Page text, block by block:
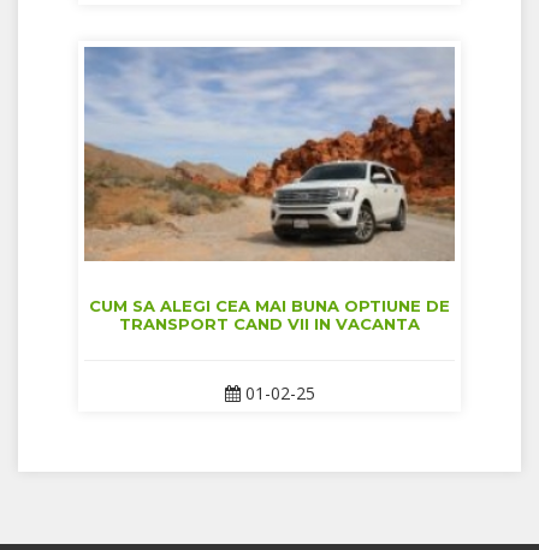
CUM SA ALEGI CEA MAI BUNA OPTIUNE DE
TRANSPORT CAND VII IN VACANTA
01-02-25